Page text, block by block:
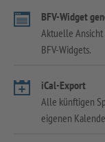
BFV-Widget
Aktuelle Ansicht
BFV-Widgets.
iCal-Export
Alle künftigen
eigenen